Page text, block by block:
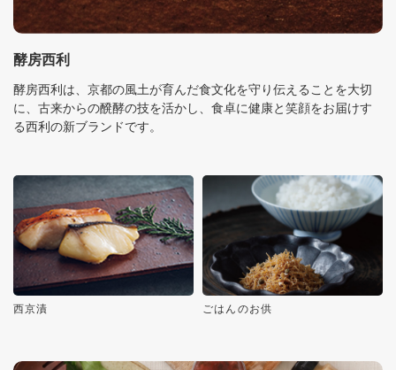
酵房西利
酵房西利は、京都の風土が育んだ食文化を守り伝えることを大切
に、古来からの醗酵の技を活かし、食卓に健康と笑顔をお届けす
る西利の新ブランドです。
西京漬 ごはんのお供